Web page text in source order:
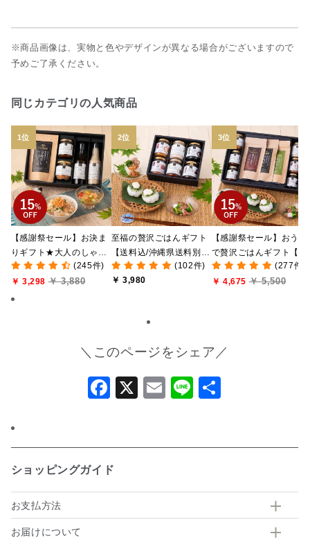
※商品画像は、実物と色やデザインが異なる場合がございますので
予めご了承ください。
同じカテゴリの人気商品
【感謝祭セール】お決ま
りギフト★大人のしゃけ
しゃけめんたい入り【送
料込/沖縄県送料別途】
【化粧箱包装付】
(245件)
￥ 3,298 ￥ 3,880
至福の贅沢ごはんギフト
【送料込/沖縄県送料別
途】【化粧箱包装付/オン
ライン限定】
(102件)
￥ 3,980
【感謝祭セール】おうち
で贅沢ごはんギフト【送
料無料/沖縄県送料別途】
【化粧箱包装付/オンライ
(277件)
￥ 4,675 ￥ 5,500
＼このページをシェア／
Facebook
X Email
Line
ショッピングガイド
お支払方法
お届けについて